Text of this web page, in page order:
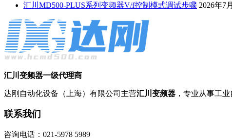
汇川MD500-PLUS系列变频器V/f控制模式调试步骤 2026年7
汇川变频器一级代理商
达刚自动化设备（上海）有限公司主营汇川变频器 ，专业从事工
联系我们
咨询电话：021-5978 5989